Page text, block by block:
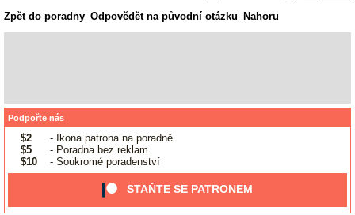
Zpět do poradny Odpovědět na původní otázku Nahoru
Podpořte nás
$2
- Ikona patrona na poradně
$5
- Poradna bez reklam
$10
- Soukromé poradenství
STAŇTE SE PATRONEM